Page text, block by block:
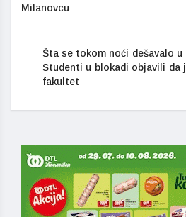
Milanovcu
Šta se tokom noći dešavalo
Studenti u blokadi objavili da
fakultet